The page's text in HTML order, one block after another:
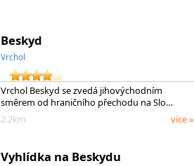
Beskyd
Vrchol
Vrchol Beskyd se zvedá jihovýchodním
směrem od hraničního přechodu na Slo…
2.2km
více »
Vyhlídka na Beskydu